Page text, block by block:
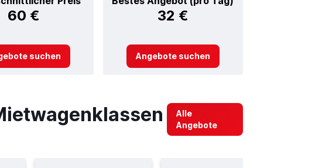
60 € 32 €
suchen Angebote suchen
Alle
Angebote